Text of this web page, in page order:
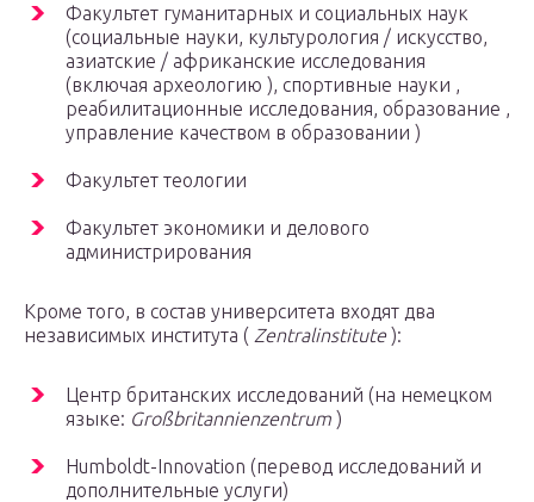
Факультет гуманитарных и социальных наук
(социальные науки, культурология / искусство,
азиатские / африканские исследования
(включая археологию ), спортивные науки ,
реабилитационные исследования, образование ,
управление качеством в образовании )
Факультет теологии
Факультет экономики и делового
администрирования
Кроме того, в состав университета входят два
независимых института ( Zentralinstitute):
Центр британских исследований (на немецком
языке: Großbritannienzentrum )
Humboldt-Innovation (перевод исследований и
дополнительные услуги)